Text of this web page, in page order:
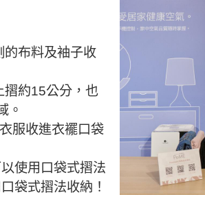
的布料及袖子收
摺約15公分，也
。
服收進衣襬口袋
使用口袋式摺法
袋式摺法收納！